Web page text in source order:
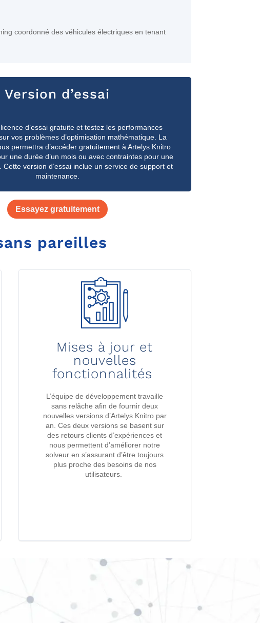
coordonné des véhicules électriques en tenant
Version d’essai
d’essai gratuite et testez les performances
vos problèmes d’optimisation mathématique. La
permettra d’accéder gratuitement à Artelys Knitro
une durée d’un mois ou avec contraintes pour une
Cette version d’essai inclue un service de support et
maintenance.
Essayez gratuitement
pareilles
Mises à jour et
nouvelles
fonctionnalités
L’équipe de développement travaille
sans relâche afin de fournir deux
nouvelles versions d’Artelys Knitropar
an. Ces deux versions se basent sur
des retours clients d’expériences et
nous permettent d’améliorer notre
solveur en s’assurantd’être toujours
plus proche des besoins de nos
utilisateurs.